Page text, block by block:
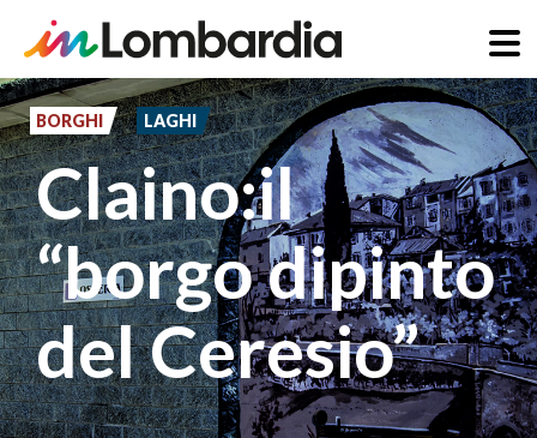
Salta
al
contenuto
principale
BORGHI LAGHI
Claino:il
“borgo dipinto
del Ceresio”